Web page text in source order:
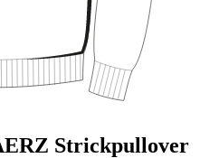
Strickpullover